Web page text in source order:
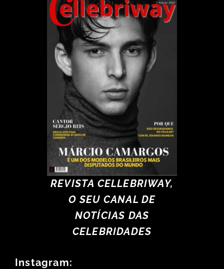
REVISTA CELLEBRIWAY,
O SEU CANAL DE
NOTÍCIAS DAS
CELEBRIDADES
Instagram: